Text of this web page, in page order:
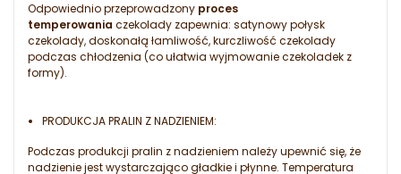
Odpowiednio przeprowadzony proces
temperowania czekolady zapewnia: satynowy połysk
czekolady, doskonałą łamliwość, kurczliwość czekolady
podczas chłodzenia (co ułatwia wyjmowanie czekoladek z
formy).
PRODUKCJA PRALIN Z NADZIENIEM:
Podczas produkcji pralin z nadzieniem należy upewnić się, że
nadzienie jest wystarczająco gładkie i płynne. Temperatura